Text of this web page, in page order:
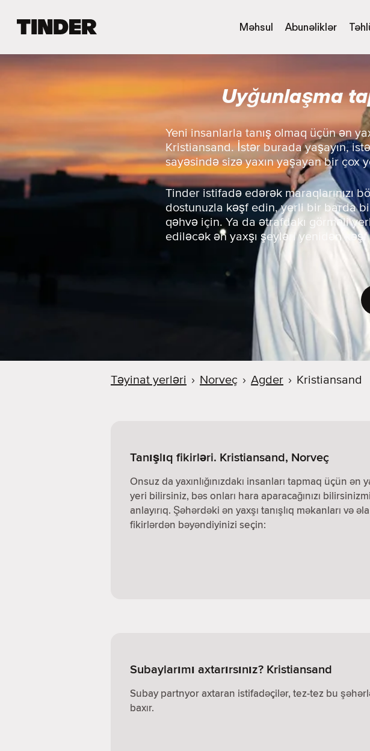
e
Məhsul Abunəliklər
Uyğunlaşma
Yeni insanlarla tanış olmaq üçün ən
Kristiansand. İstər burada yaşayın,
sayəsində sizə yaxın yaşayan bir çox
Tinder istifadə edərək maraqlarınızı
dostunuzla kəşf edin, yerli bir barda
qəhvə için. Ya da ətrafdakı görməli
ediləcək ən yaxşı şeyləri yenidən kəşf
Təyinat yerləri › Norveç › Agder › Kristiansand
Tanışlıq fikirləri. Kristiansand, Norveç
Onsuz da yaxınlığınızdakı insanları tapmaq üçün ən
yeri bilirsiniz, bəs onları hara aparacağınızı
anlayırıq. Şəhərdəki ən yaxşı tanışlıq məkanları və əla
fikirlərdən bəyəndiyinizi seçin:
Subaylarımı axtarırsınız? Kristiansand
Subay partnyor axtaran istifadəçilər, tez-tez bu
baxır.